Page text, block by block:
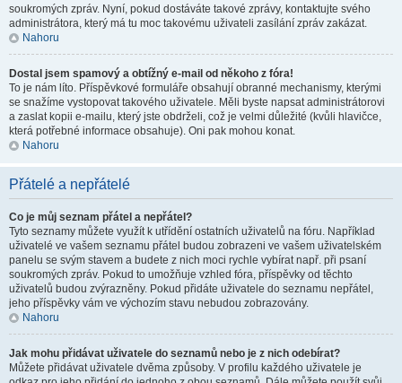
soukromých zpráv. Nyní, pokud dostáváte takové zprávy, kontaktujte svého
administrátora, který má tu moc takovému uživateli zasílání zpráv zakázat.
Nahoru
Dostal jsem spamový a obtížný e-mail od někoho z fóra!
To je nám líto. Příspěvkové formuláře obsahují obranné mechanismy, kterými
se snažíme vystopovat takového uživatele. Měli byste napsat administrátorovi
a zaslat kopii e-mailu, který jste obdrželi, což je velmi důležité (kvůli hlavičce,
která potřebné informace obsahuje). Oni pak mohou konat.
Nahoru
Přátelé a nepřátelé
Co je můj seznam přátel a nepřátel?
Tyto seznamy můžete využít k utřídění ostatních uživatelů na fóru. Například
uživatelé ve vašem seznamu přátel budou zobrazeni ve vašem uživatelském
panelu se svým stavem a budete z nich moci rychle vybírat např. při psaní
soukromých zpráv. Pokud to umožňuje vzhled fóra, příspěvky od těchto
uživatelů budou zvýrazněny. Pokud přidáte uživatele do seznamu nepřátel,
jeho příspěvky vám ve výchozím stavu nebudou zobrazovány.
Nahoru
Jak mohu přidávat uživatele do seznamů nebo je z nich odebírat?
Můžete přidávat uživatele dvěma způsoby. V profilu každého uživatele je